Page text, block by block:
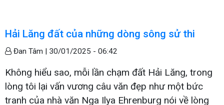
Hải Lăng đất của những dòng sông sử thi
Đan Tâm | 30/01/2025 - 06:42
Không hiểu sao, mỗi lần chạm đất Hải Lăng, trong
lòng tôi lại vấn vương câu văn đẹp như một bức
tranh của nhà văn Nga Ilya Ehrenburg nói về lòng